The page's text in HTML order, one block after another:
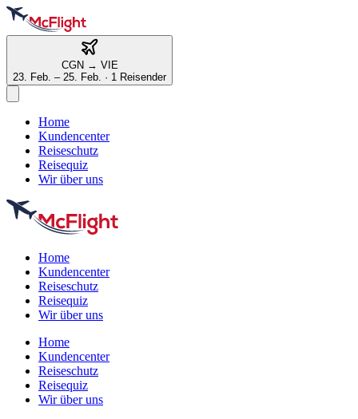
CGN → VIE
23. Feb. – 25. Feb. · 1 Reisender
Home
Kundencenter
Reiseschutz
Reisequiz
Wir über uns
Home
Kundencenter
Reiseschutz
Reisequiz
Wir über uns
Home
Kundencenter
Reiseschutz
Reisequiz
Wir über uns